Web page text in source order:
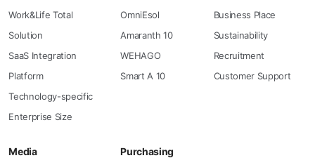
Work&Life Total
Solution
SaaS Integration
Platform
Technology-specific
Enterprise Size
OmniEsol
Amaranth 10
WEHAGO
Smart A 10
Business Place
Sustainability
Recruitment
Customer Support
Media
Purchasing